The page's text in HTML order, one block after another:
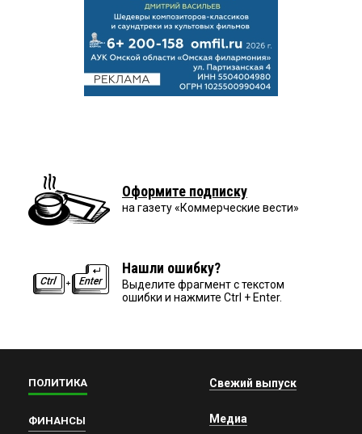
Оформите подписку
на газету «Коммерческие вести»
Нашли ошибку?
Выделите фрагмент с текстом
ошибки и нажмите Ctrl + Enter.
ПОЛИТИКА
ФИНАНСЫ
Свежий выпуск
Медиа